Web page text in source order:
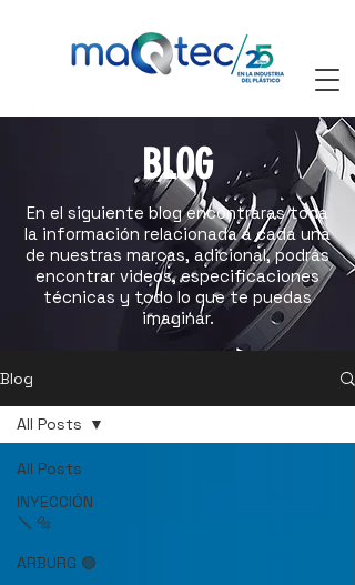
BLOG
En el siguiente blog encontraras toda
la información relacionada a cada una
de nuestras marcas, adicional, podrás
encontrar videos, especificaciones
técnicas y todo lo que te puedas
imaginar.
Blog
All Posts
INYECCIÓN
🪛 🔩
ARBURG 🟢
All Posts